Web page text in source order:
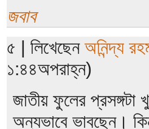
জবাব
৫ | লিখেছেন অনিন্দ্য
১:৪৪অপরাহ্ন)
জাতীয় ফুলের
অন্যভাবে ভাবছেন।